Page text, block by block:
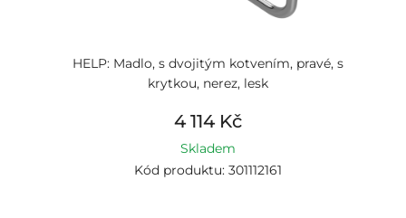
HELP: Madlo, s dvojitým kotvením, pravé, s
krytkou, nerez, lesk
4 114 Kč
Skladem
Kód produktu: 301112161